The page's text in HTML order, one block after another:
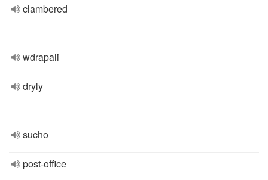
clambered
wdrapali
dryly
sucho
post-office